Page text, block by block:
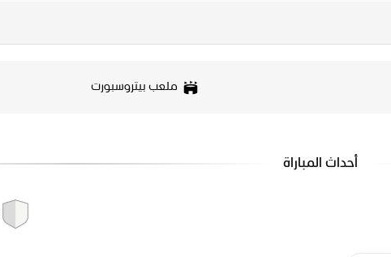
ملعب بيتروسبورت
أحداث المباراة